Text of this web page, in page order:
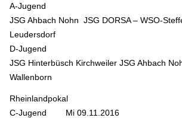
A-Jugend
JSG Ahbach Nohn JSG DORSA – WSO-
Leudersdorf
D-Jugend
JSG Hinterbüsch Kirchweiler JSG Ahbach
Wallenborn
Rheinlandpokal
C-Jugend Mi 09.11.2016